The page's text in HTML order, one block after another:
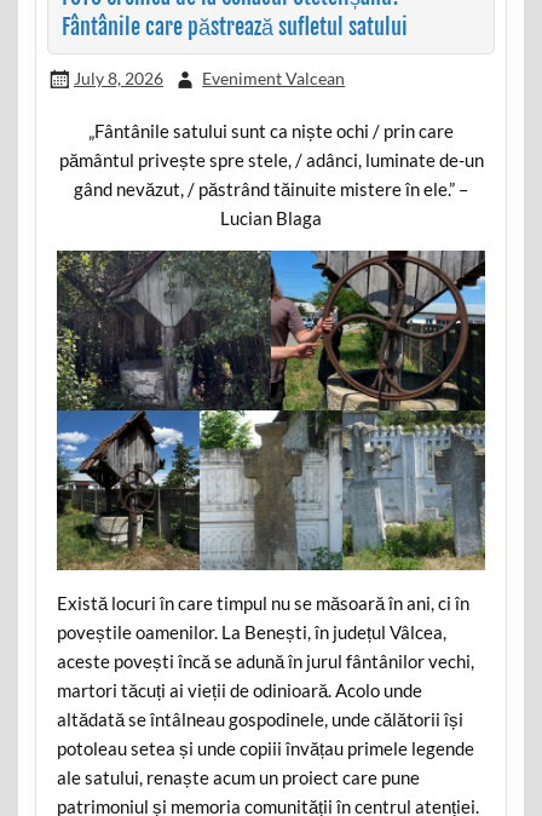
Fântânile care păstrează sufletul satului
July 8, 2026 Eveniment Valcean
„Fântânile satului sunt ca niște ochi / prin care
pământul privește spre stele, / adânci, luminate de-un
gând nevăzut, / păstrând tăinuite mistere în ele.” –
Lucian Blaga
Există locuri în care timpul nu se măsoară în ani, ci în
poveștile oamenilor. La Benești, în județul Vâlcea,
aceste povești încă se adună în jurul fântânilor vechi,
martori tăcuți ai vieții de odinioară. Acolo unde
altădată se întâlneau gospodinele, unde călătorii își
potoleau setea și unde copiii învățau primele legende
ale satului, renaște acum un proiect care pune
patrimoniul și memoria comunității în centrul atenției.